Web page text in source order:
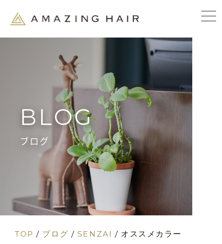
BLOG
ブログ
TOP / ブログ / SENZAI / オススメカラー